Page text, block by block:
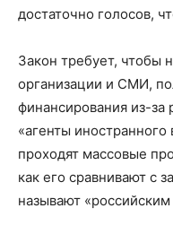
достаточно голосов,
Закон требует, чтобы
организации и СМИ,
финансирования из-за
«агенты
проходят массовые
как его сравнивают с
называют